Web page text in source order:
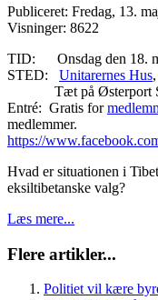
Publiceret: Fredag, 13.
Visninger: 8622
TID: Onsdag den 18.
STED: Unitarernes Hus
Tæt på Østerport St.
Entré: Gratis for
medlemmer.
https://
Hvad er situationen i
eksiltibetanske valg?
Læs mere...
Flere artikler...
Politiet vil kære